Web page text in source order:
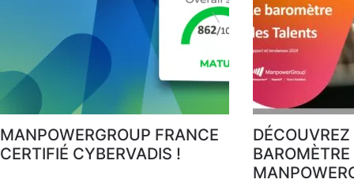
MANPOWERGROUP FRANCE
CERTIFIÉ CYBERVADIS !
DÉCOUVREZ